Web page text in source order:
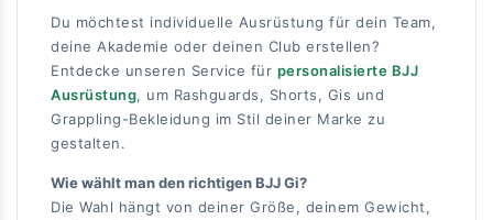
Du möchtest individuelle Ausrüstung für dein Team,
deine Akademie oder deinen Club erstellen?
Entdecke unseren Service für personalisierte BJJ
Ausrüstung, um Rashguards, Shorts, Gis und
Grappling-Bekleidung im Stil deiner Marke zu
gestalten.
Wie wählt man den richtigen BJJ Gi?
Die Wahl hängt von deiner Größe, deinem Gewicht,